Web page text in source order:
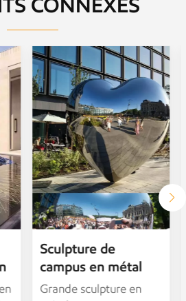
Épissage en bois
massif
personnalisé, rond,
Bâtons en bois massif,